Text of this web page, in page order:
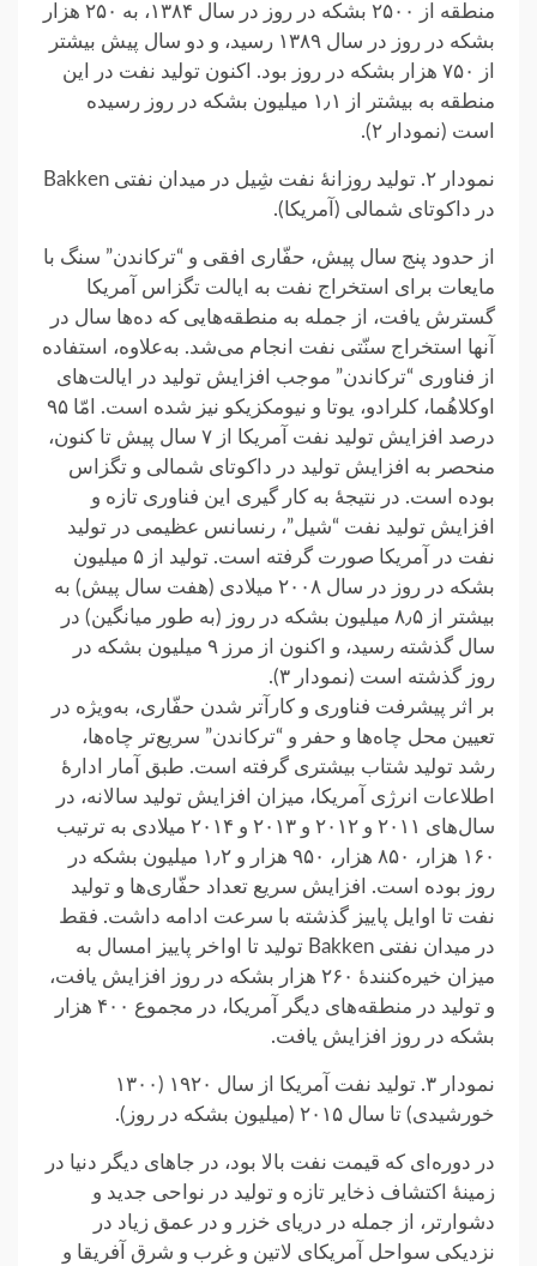
منطقه از ۲۵۰۰ بشکه در روز در سال ۱۳۸۴، به ۲۵۰ هزار
بشکه در روز در سال ۱۳۸۹ رسید، و دو سال پیش بیشتر
از ۷۵۰ هزار بشکه در روز بود. اکنون تولید نفت در این
منطقه به بیشتر از ۱٫۱ میلیون بشکه در روز رسیده
است (نمودار ۲).
نمودار ۲. تولید روزانهٔ نفت شِیل در میدان نفتی Bakken
در داکوتای شمالی (آمریکا).
از حدود پنج سال پیش، حفّاری افقی و “ترکاندن” سنگ با
مایعات برای استخراج نفت به ایالت تگزاس آمریکا
گسترش یافت، از جمله به منطقه‌هایی که ده‌ها سال در
آنها استخراج سنّتی نفت انجام می‌شد. به‌علاوه، استفاده
از فناوری “ترکاندن” موجب افزایش تولید در ایالت‌های
اوکلاهُما، کلرادو، یوتا و نیومکزیکو نیز شده است. امّا ۹۵
درصد افزایش تولید نفت آمریکا از ۷ سال پیش تا کنون،
منحصر به افزایش تولید در داکوتای شمالی و تگزاس
بوده است. در نتیجهٔ به کار گیری این فناوری تازه و
افزایش تولید نفت “شیل”، رنسانس عظیمی در تولید
نفت در آمریکا صورت گرفته است. تولید از ۵ میلیون
بشکه در روز در سال ۲۰۰۸ میلادی (هفت سال پیش) به
بیشتر از ۸٫۵ میلیون بشکه در روز (به طور میانگین) در
سال گذشته رسید، و اکنون از مرز ۹ میلیون بشکه در
روز گذشته است (نمودار ۳).
بر اثر پیشرفت فناوری و کارآتر شدن حفّاری، به‌ویژه در
تعیین محل چاه‌ها و حفر و “ترکاندن” سریع‌تر چاه‌ها،
رشد تولید شتاب بیشتری گرفته است. طبق آمار ادارهٔ
اطلاعات انرژی آمریکا، میزان افزایش تولید سالانه، در
سال‌های ۲۰۱۱ و ۲۰۱۲ و ۲۰۱۳ و ۲۰۱۴ میلادی به ترتیب
۱۶۰ هزار، ۸۵۰ هزار، ۹۵۰ هزار و ۱٫۲ میلیون بشکه در
روز بوده است. افزایش سریع تعداد حفّاری‌ها و تولید
نفت تا اوایل پاییز گذشته با سرعت ادامه داشت. فقط
در میدان نفتی Bakken تولید تا اواخر پاییز امسال به
میزان خیره‌کنندهٔ ۲۶۰ هزار بشکه در روز افزایش یافت،
و تولید در منطقه‌های دیگر آمریکا، در مجموع ۴۰۰ هزار
بشکه در روز افزایش یافت.
نمودار ۳. تولید نفت آمریکا از سال ۱۹۲۰ (۱۳۰۰
خورشیدی) تا سال ۲۰۱۵ (میلیون بشکه در روز).
در دوره‌ای که قیمت نفت بالا بود، در جاهای دیگر دنیا در
زمینهٔ اکتشاف ذخایر تازه و تولید در نواحی جدید و
دشوارتر، از جمله در دریای خزر و در عمق زیاد در
نزدیکی سواحل آمریکای لاتین و غرب و شرق آفریقا و